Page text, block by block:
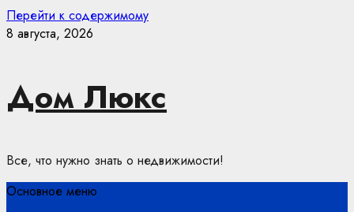
Перейти к содержимому
8 августа, 2026
Дом Люкс
Все, что нужно знать о недвижимости!
Основное меню